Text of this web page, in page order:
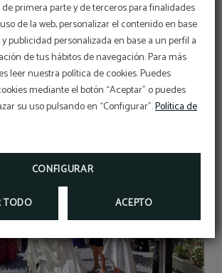
primera parte y de terceros para finalidades
de la web, personalizar el contenido en base
publicidad personalizada en base a un perfil a
de tus hábitos de navegación. Para más
leer nuestra política de cookies. Puedes
mediante el botón “Aceptar” o puedes
su uso pulsando en “Configurar”.Política de
CONFIGURAR
TODO ACEPTO
PROMOCIÓN
5% de descuento
RESERVANDO EN NUESTRA WEB OFICIAL
RESERVAR